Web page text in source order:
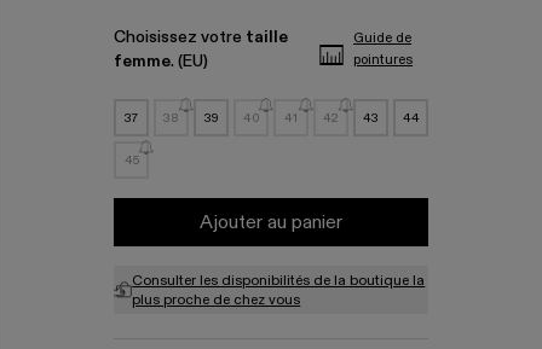
Choisissez votre taille
femme. (EU)
Guide de
pointures
37 38 39 40 41 42 43 44
45
Ajouter au panier
Consulter les disponibilités de la boutique la
plus proche de chez vous